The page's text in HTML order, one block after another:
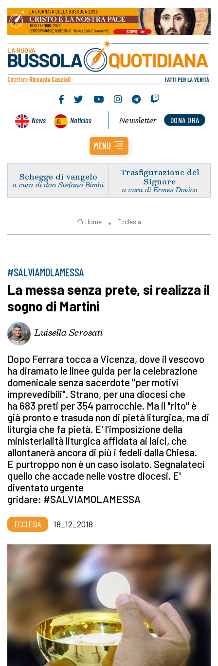
News Noticias DONA ORA
Newsletter
MENU
Schegge di vangelo
a cura di don Stefano Bimbi
Trasfigurazione del
Signore
a cura di Ermes Dovico
Home Ecclesia
#SALVIAMOLAMESSA
La messa senza prete, si realizza il
sogno di Martini
Luisella Scrosati
Dopo Ferrara tocca a Vicenza, dove il vescovo
ha diramato le linee guida per la celebrazione
domenicale senza sacerdote "per motivi
imprevedibili". Strano, per una diocesi che
ha 683 preti per 354 parrocchie. Ma il "rito" è
già pronto e trasuda non di pietà liturgica, ma di
liturgia che fa pietà. E' l'imposizione della
ministerialità liturgica affidata ai laici, che
allontanerà ancora di più i fedeli dalla Chiesa.
E purtroppo non è un caso isolato. Segnalateci
quello che accade nelle vostre diocesi. E'
diventato urgente
gridare: #SALVIAMOLAMESSA
ECCLESIA 18_12_2018